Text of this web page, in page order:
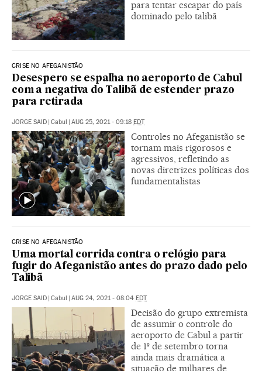
para tentar escapar do país
dominado pelo talibã
CRISE NO AFEGANISTÃO
Desespero se espalha no aeroporto de Cabul
com a negativa do Talibã de estender prazo
para retirada
JORGE SAID | Cabul | AUG 25, 2021 - 09:18 EDT
Controles no Afeganistão se
tornam mais rigorosos e
agressivos, refletindo as
novas diretrizes políticas dos
fundamentalistas
CRISE NO AFEGANISTÃO
Uma mortal corrida contra o relógio para
fugir do Afeganistão antes do prazo dado pelo
Talibã
JORGE SAID | Cabul | AUG 24, 2021 - 08:04 EDT
Decisão do grupo extremista
de assumir o controle do
aeroporto de Cabul a partir
de 1º de setembro torna
ainda mais dramática a
situação de milhares de